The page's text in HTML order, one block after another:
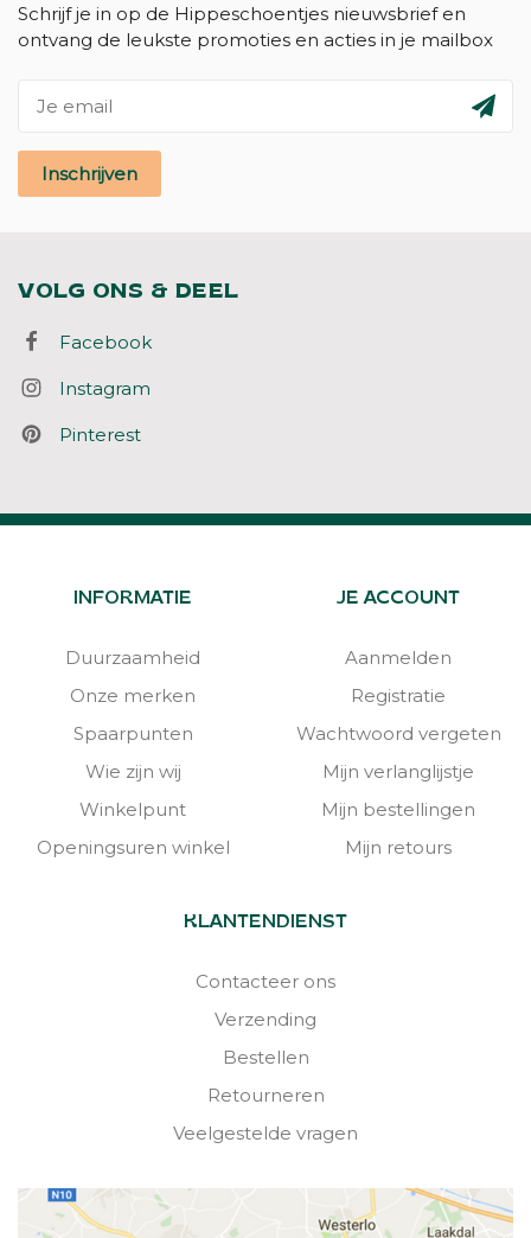
Schrijf je in op de Hippeschoentjes nieuwsbrief en
ontvang de leukste promoties en acties in je mailbox
Inschrijven
VOLG ONS & DEEL
Facebook
Instagram
Pinterest
INFORMATIE
Duurzaamheid
Onze merken
Spaarpunten
Wie zijn wij
Winkelpunt
Openingsuren winkel
JE ACCOUNT
Aanmelden
Registratie
Wachtwoord vergeten
Mijn verlanglijstje
Mijn bestellingen
Mijn retours
KLANTENDIENST
Contacteer ons
Verzending
Bestellen
Retourneren
Veelgestelde vragen